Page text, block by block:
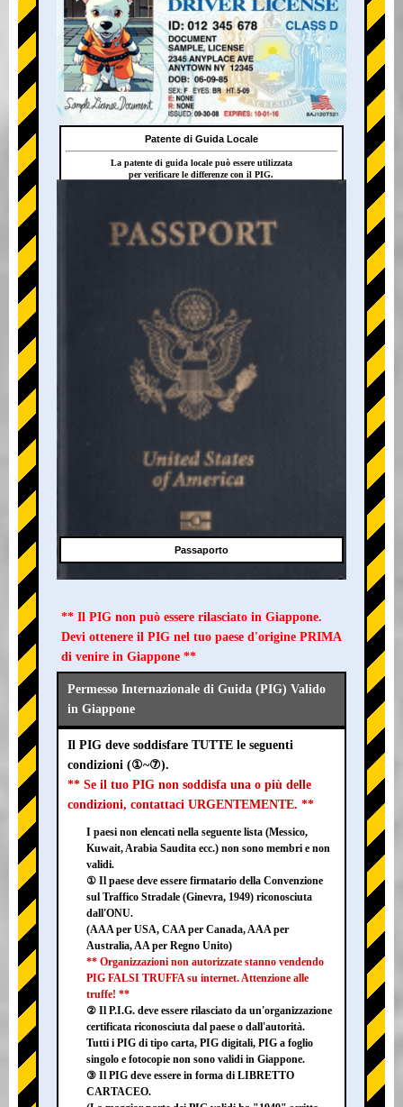
+
Patente di Guida Locale
La patente di guida locale può essere utilizzata
per verificare le differenze con il PIG.
Passaporto
** Il PIG non può essere rilasciato in Giappone.
Devi ottenere il PIG nel tuo paese d'origine PRIMA
di venire in Giappone **
Permesso Internazionale di Guida (PIG) Valido
in Giappone
Il PIG deve soddisfare TUTTE le seguenti
condizioni (①~⑦).
** Se il tuo PIG non soddisfa una o più delle
condizioni, contattaci URGENTEMENTE. **
I paesi non elencati nella seguente lista (Messico,
Kuwait, Arabia Saudita ecc.) non sono membri e non
validi.
① Il paese deve essere firmatario della Convenzione
sul Traffico Stradale (Ginevra, 1949) riconosciuta
dall'ONU.
(AAA per USA, CAA per Canada, AAA per
Australia, AA per Regno Unito)
** Organizzazioni non autorizzate stanno vendendo
PIG FALSI TRUFFA su internet. Attenzione alle
truffe! **
② Il P.I.G. deve essere rilasciato da un'organizzazione
certificata riconosciuta dal paese o dall'autorità.
Tutti i PIG di tipo carta, PIG digitali, PIG a foglio
singolo e fotocopie non sono validi in Giappone.
③ Il PIG deve essere in forma di LIBRETTO
CARTACEO.